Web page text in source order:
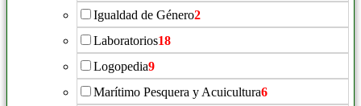
Igualdad de Género2
Laboratorios18
Logopedia9
Marítimo Pesquera y Acuicultura6